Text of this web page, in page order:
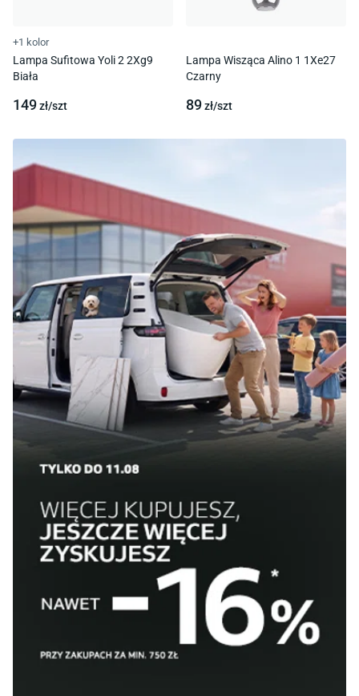
+1 kolor
Lampa Sufitowa Yoli 2 2Xg9
Biała
149zł/szt
Lampa Wisząca Alino 1 1Xe27
Czarny
89zł/szt